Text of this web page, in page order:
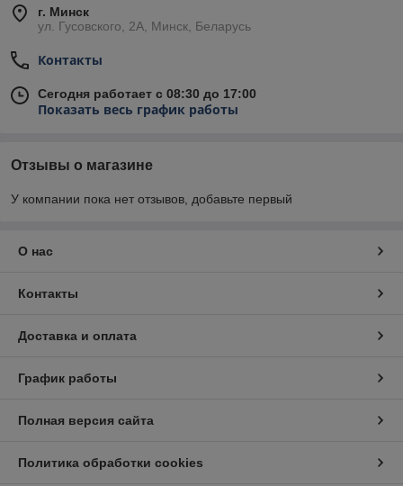
г. Минск
ул. Гусовского, 2А, Минск, Беларусь
Контакты
Сегодня работает с 08:30 до 17:00
Показать весь график работы
Отзывы о магазине
У компании пока нет отзывов, добавьте первый
О нас
Контакты
Доставка и оплата
График работы
Полная версия сайта
Политика обработки cookies